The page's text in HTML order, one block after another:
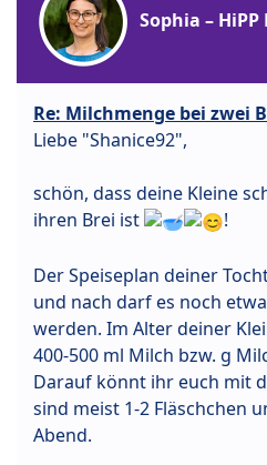
Sophia –
Re: Milchmenge bei zwei
Liebe "Shanice92",
schön, dass deine Kleine
ihren Brei ist
!
Der Speiseplan deiner
und nach darf es noch
werden. Im Alter deiner
400-500 ml Milch bzw. g
Darauf könnt ihr euch mit
sind meist 1-2 Fläschchen
Abend.